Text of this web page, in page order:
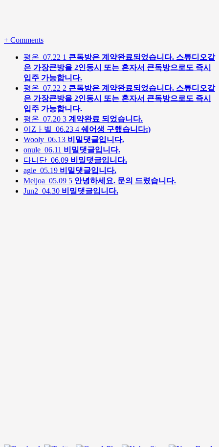
+ Comments
평온 07.22 1 큰독방은 계약완료되었습니다. 스튜디오같
은 가장큰방을 2인동시 또는 혼자서 큰독방으로도 즉시
입주 가능합니다.
평온 07.22 2 큰독방은 계약완료되었습니다. 스튜디오같
은 가장큰방을 2인동시 또는 혼자서 큰독방으로도 즉시
입주 가능합니다.
평온 07.20 3 계약완료 되었습니다.
이Zㅏ벨 06.23 4 쉐어생 구했습니다:)
Wooly 06.13 비밀댓글입니다.
onule 06.11 비밀댓글입니다.
다니단 06.09 비밀댓글입니다.
agle 05.19 비밀댓글입니다.
Meljoa 05.09 5 안녕하세요. 문의 드렸습니다.
Jun2 04.30 비밀댓글입니다.